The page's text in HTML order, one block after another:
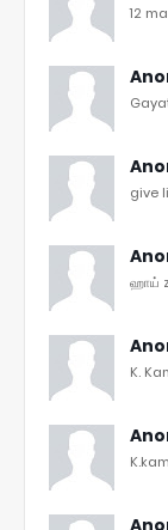
12
give
ஹாய்
K.